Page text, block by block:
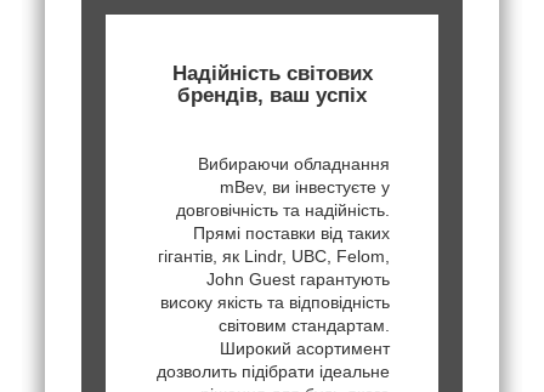
Надійність світових
брендів, ваш успіх
Вибираючи обладнання
mBev, ви інвестуєте у
довговічність та надійність.
Прямі поставки від таких
гігантів, як Lindr, UBC, Felom,
John Guest гарантують
високу якість та відповідність
світовим стандартам.
Широкий асортимент
дозволить підібрати ідеальне